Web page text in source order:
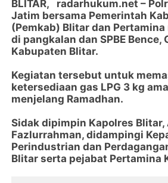
BLITAR, radarhukum.net–
Jatim bersama Pemerintah
(Pemkab) Blitar dan
di pangkalan dan SPBE Bence,
Kabupaten Blitar.
Kegiatan tersebut untuk
ketersediaan gas LPG 3 kg
menjelang Ramadhan.
Sidak dipimpin Kapolres Blitar,
Fazlurrahman, didampingi
Perindustrian dan
Blitar serta pejabat Pertamina